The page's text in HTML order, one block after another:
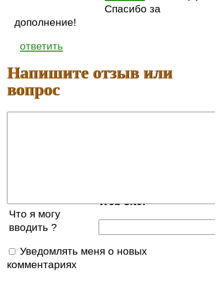
Спасибо за
дополнение!
ответить
Напишите отзыв или
вопрос
Web site:
Что я могу
вводить ?
Уведомлять меня о новых
комментариях